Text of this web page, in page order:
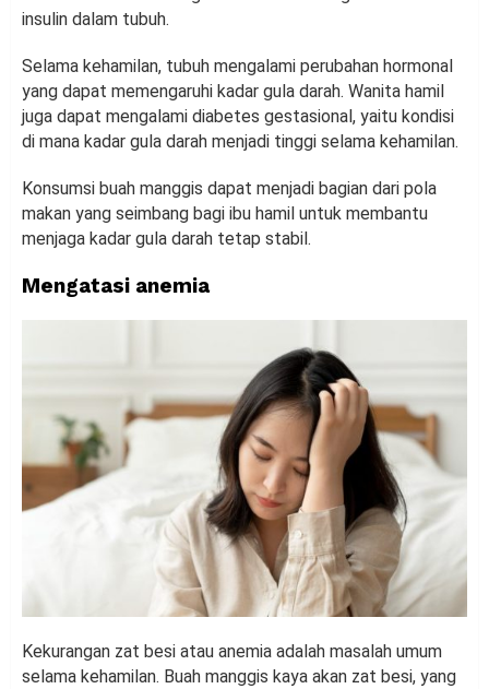
insulin dalam tubuh.
Selama kehamilan, tubuh mengalami perubahan hormonal
yang dapat memengaruhi kadar gula darah. Wanita hamil
juga dapat mengalami diabetes gestasional, yaitu kondisi
di mana kadar gula darah menjadi tinggi selama kehamilan.
Konsumsi buah manggis dapat menjadi bagian dari pola
makan yang seimbang bagi ibu hamil untuk membantu
menjaga kadar gula darah tetap stabil.
Mengatasi anemia
Kekurangan zat besi atau anemia adalah masalah umum
selama kehamilan. Buah manggis kaya akan zat besi, yang